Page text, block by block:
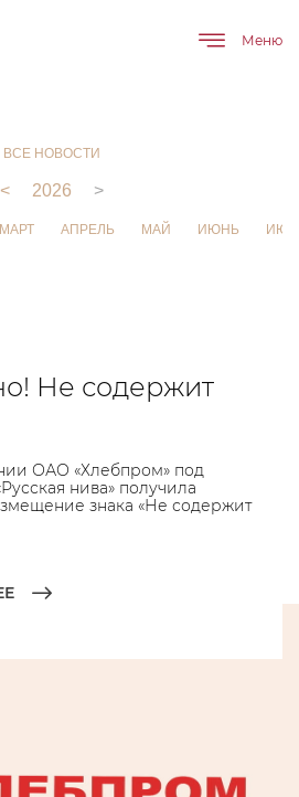
Меню
ВСЕ НОВОСТИ
< 2026 >
МАРТ АПРЕЛЬ МАЙ ИЮНЬ
Не содержит
ОАО «Хлебпром» под
нива» получила
знака «Не содержит